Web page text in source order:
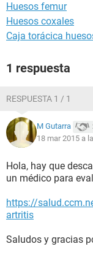
Huesos femur
Huesos coxales
Caja torácica
1 respuesta
RESPUESTA 1 / 1
M Gutarra
18 mar 2015 a
Hola, hay que
un médico para
https://
artritis
Saludos y gracias